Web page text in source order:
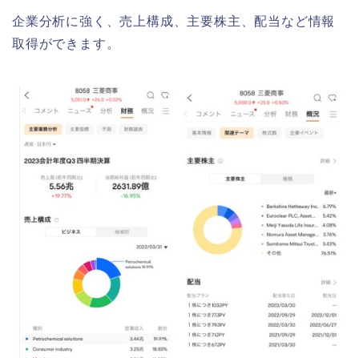
企業分析に強く、売上構成、主要株主、配当など情報
取得ができます。